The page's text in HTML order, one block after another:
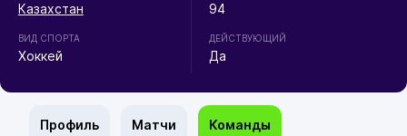
Казахстан
ВИД СПОРТА
Хоккей
94
ДЕЙСТВУЮЩИЙ
Да
Профиль Матчи Команды